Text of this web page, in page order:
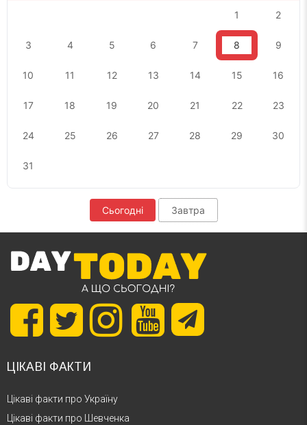
1 2
3 4 5 6 7 8 9
10 11 12 13 14 15 16
17 18 19 20 21 22 23
24 25 26 27 28 29 30
31
Сьогодні Завтра
ЦІКАВІ ФАКТИ
Цікаві факти про Україну
Цікаві факти про Шевченка